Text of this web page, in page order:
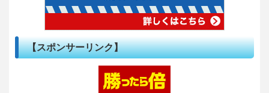
【スポンサーリンク】